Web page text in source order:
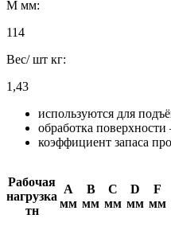
M мм:
114
Вес/ шт кг:
1,43
используются для
обработка поверхности
коэффициент запаса
Рабочая
нагрузка
тн
A
мм
B
мм
C
мм
D
мм
F
мм